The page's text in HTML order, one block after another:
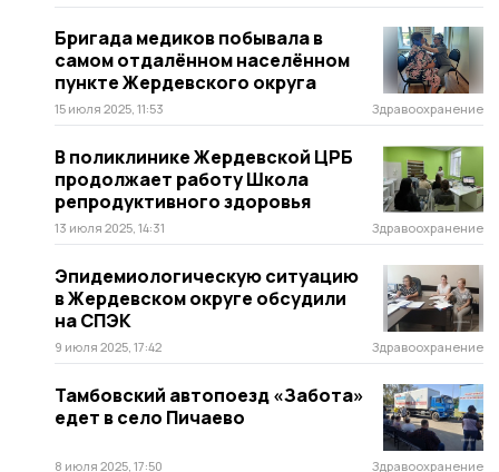
Бригада медиков побывала в
самом отдалённом населённом
пункте Жердевского округа
15 июля 2025, 11:53 Здравоохранение
В поликлинике Жердевской ЦРБ
продолжает работу Школа
репродуктивного здоровья
13 июля 2025, 14:31 Здравоохранение
Эпидемиологическую ситуацию
в Жердевском округе обсудили
на СПЭК
9 июля 2025, 17:42 Здравоохранение
Тамбовский автопоезд «Забота»
едет в село Пичаево
8 июля 2025, 17:50 Здравоохранение